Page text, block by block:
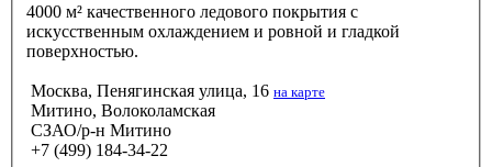
4000 м² качественного ледового покрытия с
искусственным охлаждением и ровной и гладкой
поверхностью.
Москва, Пенягинская улица, 16 на карте
Митино, Волоколамская
СЗАО/р-н Митино
+7 (499) 184-34-22